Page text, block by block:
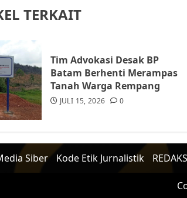
TERKAIT
Tim Advokasi Desak BP
Batam Berhenti Merampas
Tanah Warga Rempang
JULI 15, 2026 0
Siber Kode Etik Jurnalistik